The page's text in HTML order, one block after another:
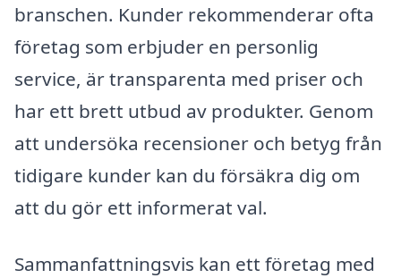
branschen. Kunder rekommenderar ofta
företag som erbjuder en personlig
service, är transparenta med priser och
har ett brett utbud av produkter. Genom
att undersöka recensioner och betyg från
tidigare kunder kan du försäkra dig om
att du gör ett informerat val.
Sammanfattningsvis kan ett företag med